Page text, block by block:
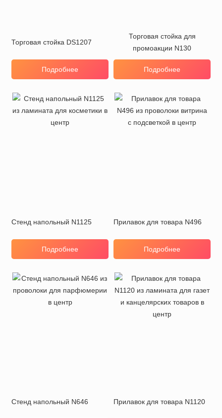
Торговая стойка DS1207
Подробнее
Торговая стойка для
промоакции N130
Подробнее
Стенд напольный N1125
Подробнее
Прилавок для товара N496
Подробнее
Стенд напольный N646 Прилавок для товара N1120